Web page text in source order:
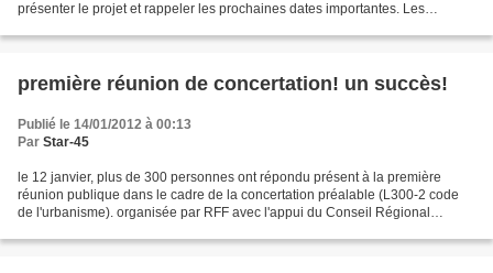
présenter le projet et rappeler les prochaines dates importantes. Les
première réunion de concertation! un succès!
Publié le 14/01/2012 à 00:13
Par Star-45
le 12 janvier, plus de 300 personnes ont répondu présent à la première
réunion publique dans le cadre de la concertation préalable (L300-2 code
de l'urbanisme). organisée par RFF avec l'appui du Conseil Régional